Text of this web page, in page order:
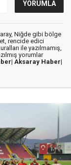
Niğde gibi bölge
rencide edici
ile yazılmamış,
yorumlar
Aksaray Haber|